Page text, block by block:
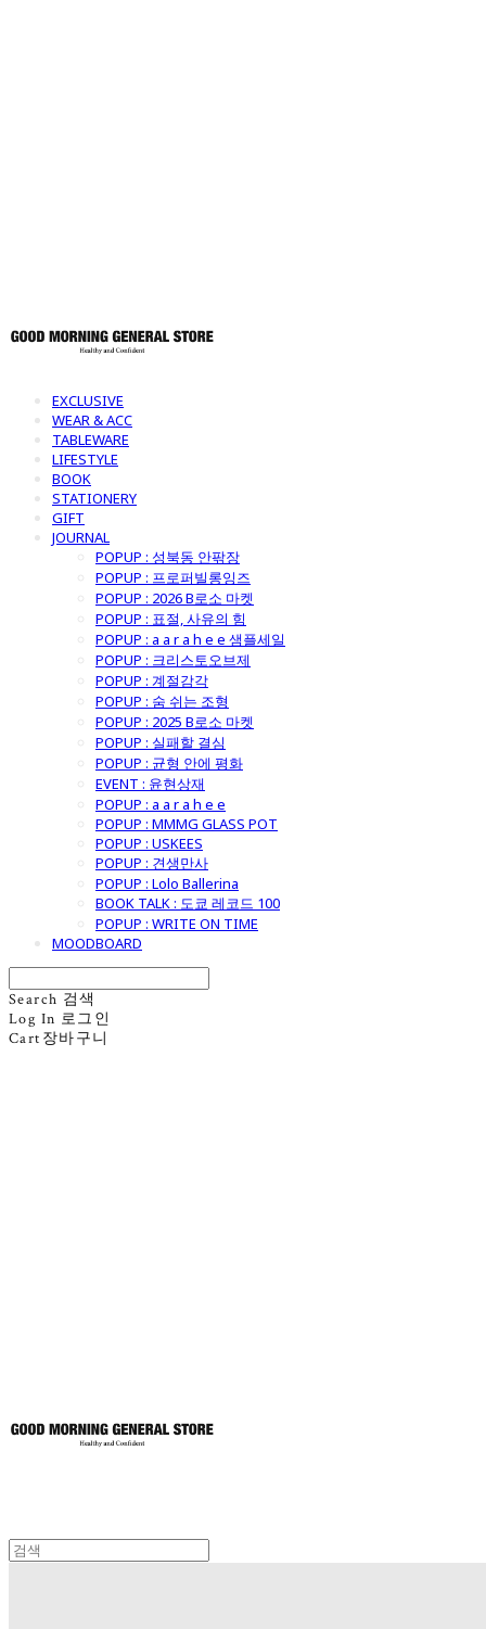
EXCLUSIVE
WEAR & ACC
TABLEWARE
LIFESTYLE
BOOK
STATIONERY
GIFT
JOURNAL
POPUP : 성북동 안팎장
POPUP : 프로퍼빌롱잉즈
POPUP : 2026 B로소 마켓
POPUP : 표절, 사유의 힘
POPUP : a a r a h e e 샘플세일
POPUP : 크리스토오브제
POPUP : 계절감각
POPUP : 숨 쉬는 조형
POPUP : 2025 B로소 마켓
POPUP : 실패할 결심
POPUP : 균형 안에 평화
EVENT : 윤현상재
POPUP : a a r a h e e
POPUP : MMMG GLASS POT
POPUP : USKEES
POPUP : 견생만사
POPUP : Lolo Ballerina
BOOK TALK : 도쿄 레코드 100
POPUP : WRITE ON TIME
MOODBOARD
Search 검색
Log In 로그인
Cart 장바구니